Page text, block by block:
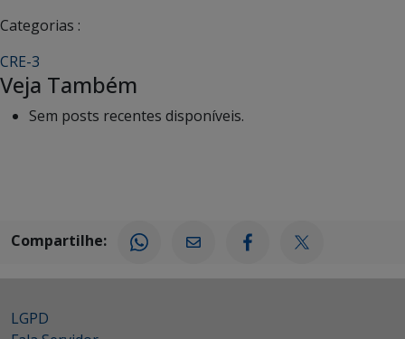
Categorias :
CRE-3
Veja Também
Sem posts recentes disponíveis.
Compartilhe:
LGPD